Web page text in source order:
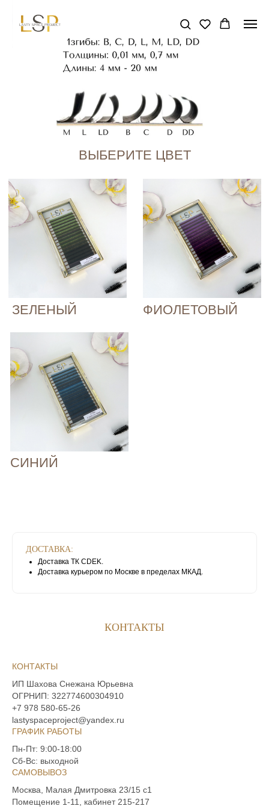
СИНИЙ
ЗЕЛЕНЫЙ ФИОЛЕТОВЫЙ
ВЫБЕРИТЕ ЦВЕТ
ДОСТАВКА:
Доставка ТК CDEK.
Доставка курьером по Москве в пределах МКАД.
КОНТАКТЫ
КОНТАКТЫ
‪ИП Шахова Снежана Юрьевна
ОГРНИП: 322774600304910
+7 978 580‑65‑26‬
lastyspaceproject@yandex.ru
ГРАФИК РАБОТЫ
Пн-Пт: 9:00-18:00
Сб-Вс: выходной
САМОВЫВОЗ
Москва, Малая Дмитровка 23/15 с1
Помещение 1-11, кабинет 215-217